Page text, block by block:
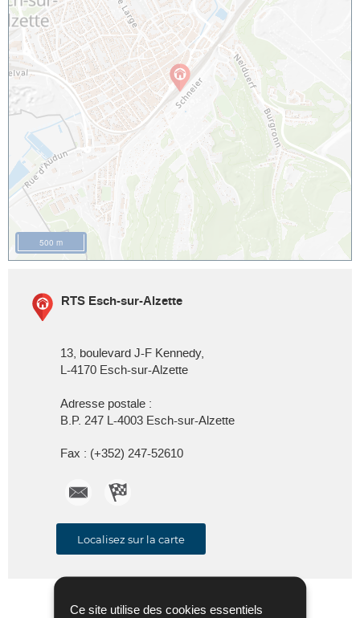
Ce site utilise des cookies essentiels
500 m
RTS Esch-sur-Alzette
13, boulevard J-F Kennedy,
L-4170 Esch-sur-Alzette
Adresse postale :
B.P. 247 L-4003 Esch-sur-Alzette
Fax : (+352) 247-52610
Esch-
Alzette
Localisez sur la carte